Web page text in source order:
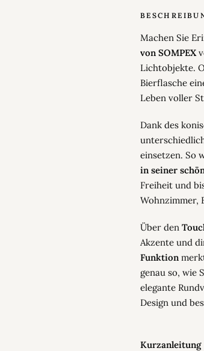
Machen Sie
von SOMPEX
Lichtobjekte.
Bierflasche
Leben voller
Dank des
einsetzen. So
in seiner
Freiheit und
Wohnzimmer,
Über den
Akzente und
Funktion
genau so, wie
elegante
Design und
Kurzanleitung